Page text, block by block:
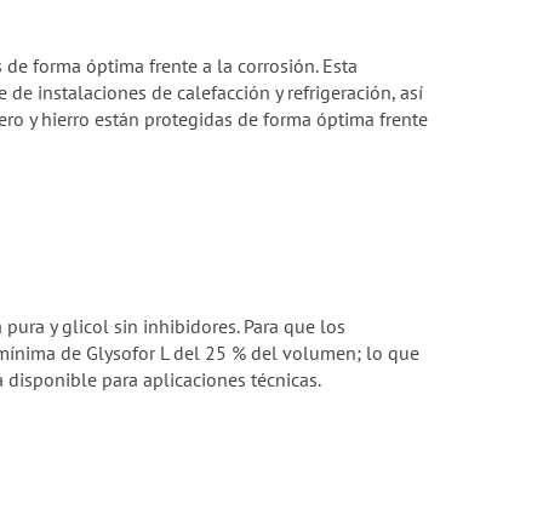
forma óptima frente a la corrosión. Esta
instalaciones de calefacción y refrigeración, así
y hierro están protegidas de forma óptima frente
y glicol sin inhibidores. Para que los
de Glysofor L del 25 % del volumen; lo que
para aplicaciones técnicas.